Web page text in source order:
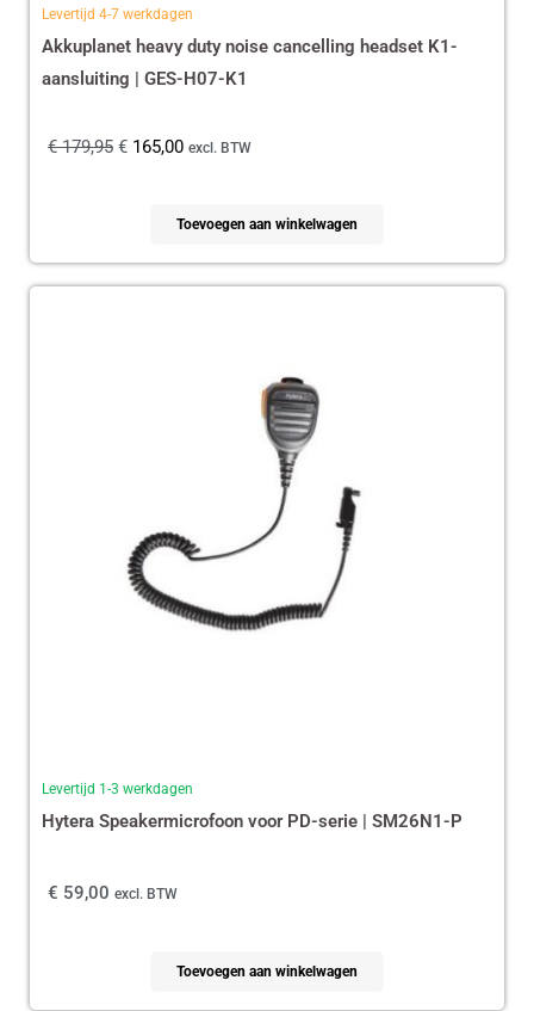
Levertijd 4-7 werkdagen
Akkuplanet heavy duty noise cancelling headset K1-
aansluiting | GES-H07-K1
€179,95 € 165,00 excl. BTW
Toevoegen aan winkelwagen
Levertijd 1-3 werkdagen
Hytera Speakermicrofoon voor PD-serie | SM26N1-P
€ 59,00 excl. BTW
Toevoegen aan winkelwagen